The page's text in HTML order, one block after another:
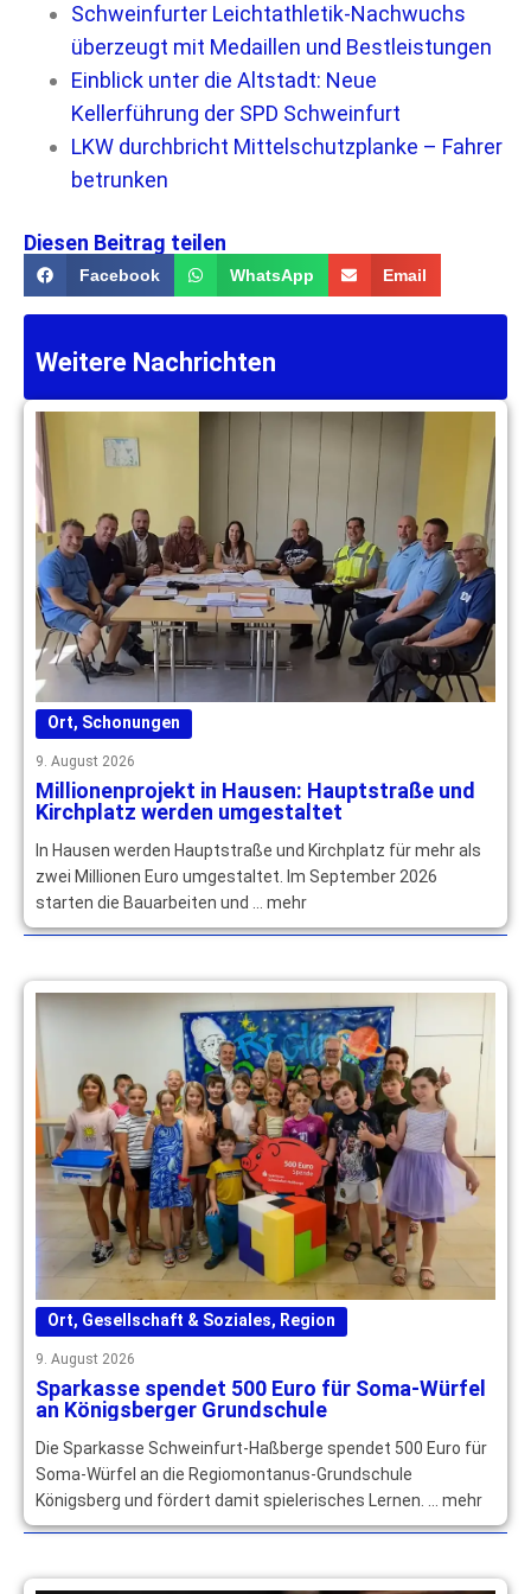
Schweinfurter Leichtathletik-Nachwuchs
überzeugt mit Medaillen und Bestleistungen
Einblick unter die Altstadt: Neue
Kellerführung der SPD Schweinfurt
LKW durchbricht Mittelschutzplanke – Fahrer
betrunken
Diesen Beitrag teilen
Facebook WhatsApp Email
Weitere Nachrichten
Ort, Schonungen
9. August 2026
Millionenprojekt in Hausen: Hauptstraße und
Kirchplatz werden umgestaltet
In Hausen werden Hauptstraße und Kirchplatz für mehr als
zwei Millionen Euro umgestaltet. Im September 2026
starten die Bauarbeiten und … mehr
Ort, Gesellschaft & Soziales, Region
9. August 2026
Sparkasse spendet 500 Euro für Soma-Würfel
an Königsberger Grundschule
Die Sparkasse Schweinfurt-Haßberge spendet 500 Euro für
Soma-Würfel an die Regiomontanus-Grundschule
Königsberg und fördert damit spielerisches Lernen. … mehr